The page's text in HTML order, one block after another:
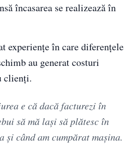
încasarea se realizează în
experiențe în care diferențele
au generat costuri
clienți.
e că dacă facturezi în
să mă lași să plătesc în
și când am cumpărat mașina.